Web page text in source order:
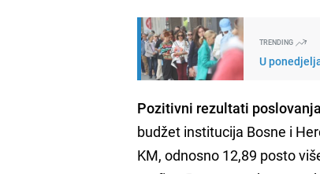
TRENDING
U
Pozitivni rezultati poslovanja
budžet institucija Bosne i
KM, odnosno 12,89 posto